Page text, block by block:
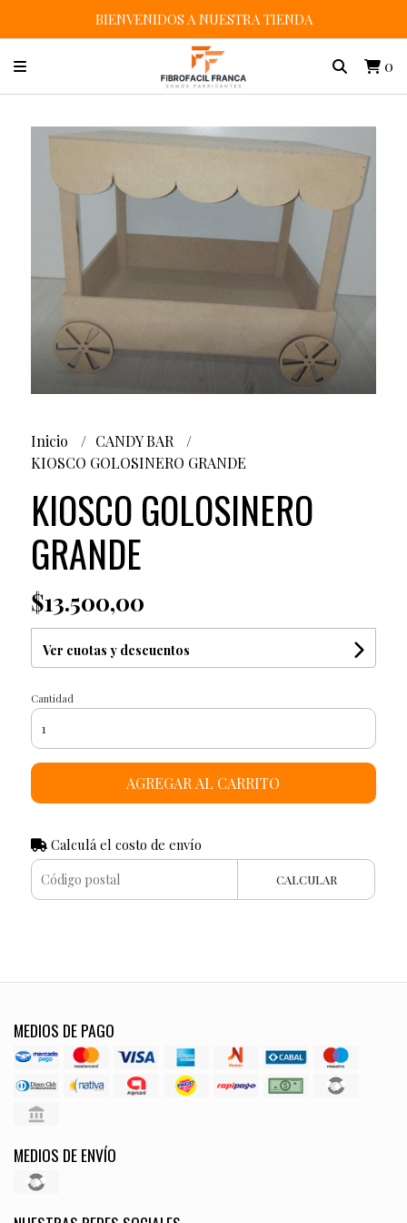
BIENVENIDOS A NUESTRA TIENDA
0
Inicio
CANDY BAR
KIOSCO GOLOSINERO GRANDE
KIOSCO GOLOSINERO
GRANDE
$13.500,00
Ver cuotas y descuentos
Cantidad
AGREGAR AL CARRITO
Calculá el costo de envío
CALCULAR
MEDIOS DE PAGO
MEDIOS DE ENVÍO